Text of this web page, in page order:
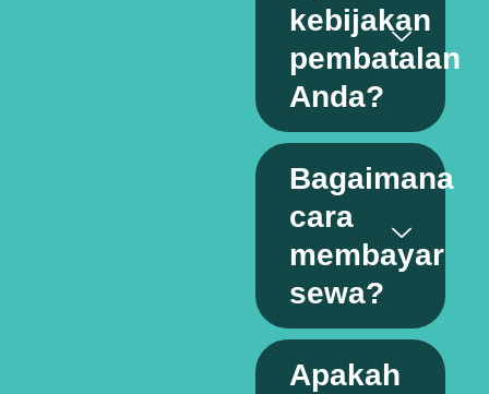
kebijakan
pembatalan
Anda?
Bagaimana
cara
membayar
sewa?
Apakah